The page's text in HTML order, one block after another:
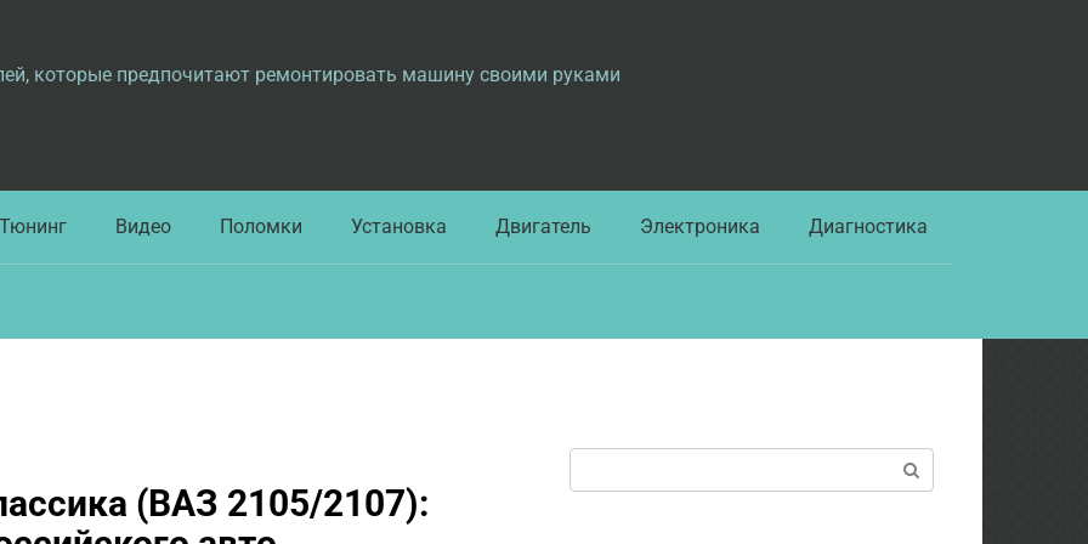
которые предпочитают ремонтировать машину своими руками
Тюнинг Видео Поломки Установка Двигатель Электроника Диагностика
(ВАЗ 2105/2107):